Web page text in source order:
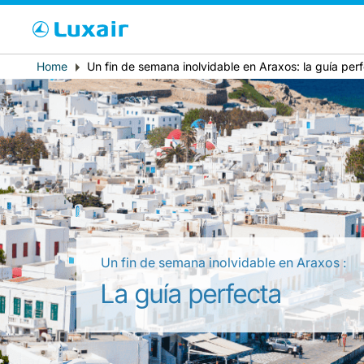
LuxairTours
País de residencia
Breadcrumb
Home Un fin de semana inolvidable en Araxos: la guía
Un fin de semana inolvidable en Araxos :
La guía perfecta